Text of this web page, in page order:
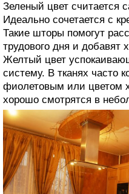
Зеленый цвет считается
Идеально сочетается с
Такие шторы помогут
трудового дня и добавят
Желтый цвет
систему. В тканях часто
фиолетовым или цветом
хорошо смотрятся в